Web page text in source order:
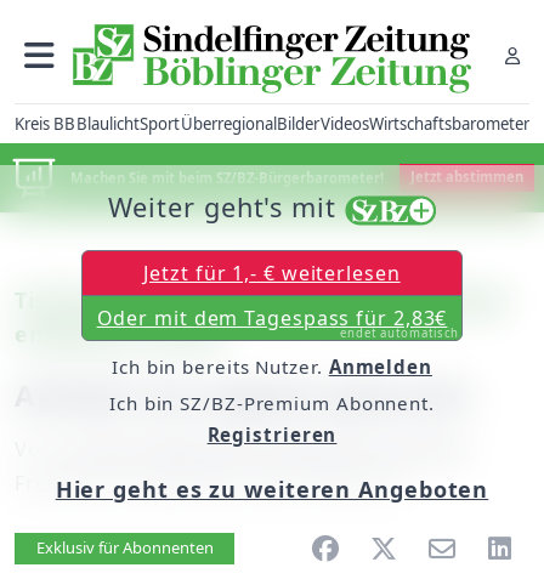
Kreis BBBlaulichtSportÜberregionalBilderVideosWirtschaftsbarometer
Machen Sie mit beim SZ/BZ-Bürgerbarometer! Jetzt abstimmen
Tischtennis Bundesliga, Frauen: Böblingen
empfängt Tostedt
Auftakt hat Appetit gemacht
unserem Mitarbeiter Manfred Schneider
Freitag, 28. September 2007, 00:00 Uhr
Artikel vorlesen
Exklusiv für Abonnenten
Weiter geht's mit
Jetzt für 1,- € weiterlesen
Oder mit dem Tagespass für 2,83€
endet automatisch
Ich bin bereits Nutzer. Anmelden
Ich bin SZ/BZ-Premium Abonnent.
Registrieren
Hier geht es zu weiteren Angeboten